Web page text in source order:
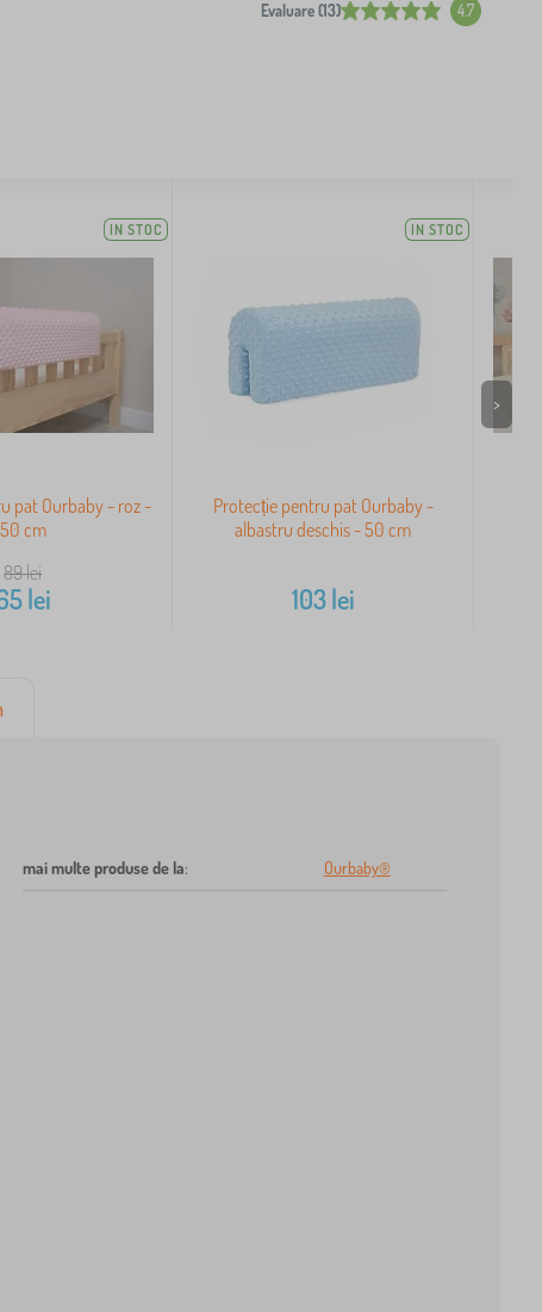
Evaluare (13) 4.7
IN STOC
pat Ourbaby - roz -
50 cm
89lei
lei
IN STOC
Protecție pentru pat Ourbaby -
albastru deschis - 50 cm
103lei
>
mai multe produse de la: Ourbaby®